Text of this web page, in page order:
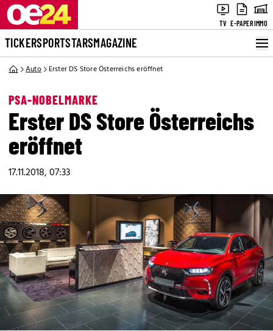
TV E-PAPERIMMO
TICKERSPORTSTARSMAGAZINE
Auto Erster DS Store Österreichs eröffnet
PSA-NOBELMARKE
Erster DS Store Österreichs
eröffnet
17.11.2018, 07:33